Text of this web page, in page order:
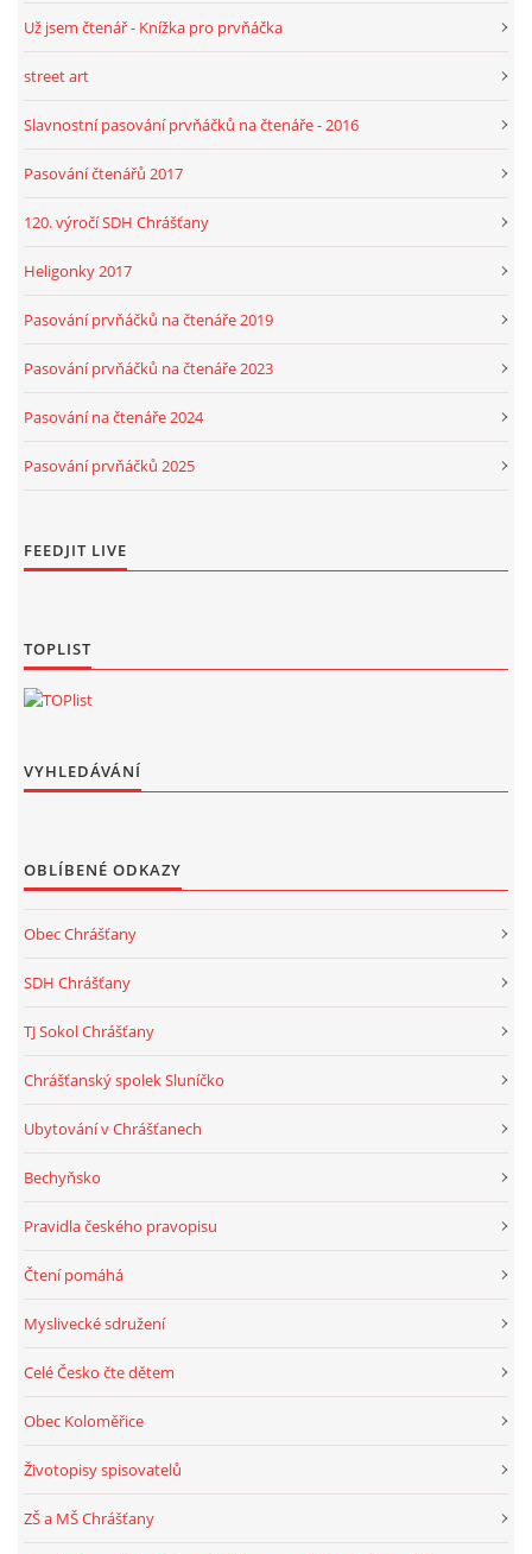
© 2026 eStránky.cz Aktualizováno: 1. 8. 2026
Už jsem čtenář - Knížka pro prvňáčka
street art
Slavnostní pasování prvňáčků na čtenáře - 2016
Pasování čtenářů 2017
120. výročí SDH Chrášťany
Heligonky 2017
Pasování prvňáčků na čtenáře 2019
Pasování prvňáčků na čtenáře 2023
Pasování na čtenáře 2024
Pasování prvňáčků 2025
FEEDJIT LIVE
TOPLIST
VYHLEDÁVÁNÍ
OBLÍBENÉ ODKAZY
Obec Chrášťany
SDH Chrášťany
TJ Sokol Chrášťany
Chrášťanský spolek Sluníčko
Ubytování v Chrášťanech
Bechyňsko
Pravidla českého pravopisu
Čtení pomáhá
Myslivecké sdružení
Celé Česko čte dětem
Obec Koloměřice
Životopisy spisovatelů
ZŠ a MŠ Chrášťany